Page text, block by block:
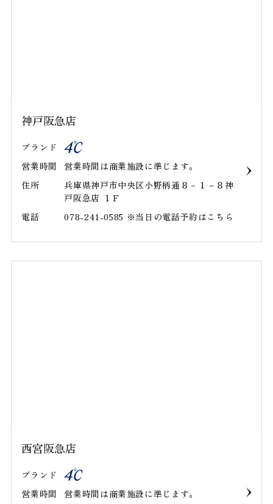
神戸阪急店
ブランド
営業時間
営業時間は商業施設に準じます。
住所
兵庫県神戸市中央区小野柄通８－１－８神
戸阪急店 １Ｆ
電話
078-241-0585 ※当日の電話予約はこちら
西宮阪急店
ブランド
営業時間
営業時間は商業施設に準じます。